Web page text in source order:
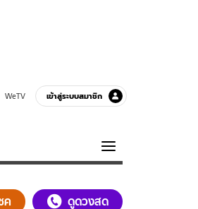
WeTV เข้าสู่ระบบสมาชิก
มรู้รอบตัว
ค ดูดวงสด